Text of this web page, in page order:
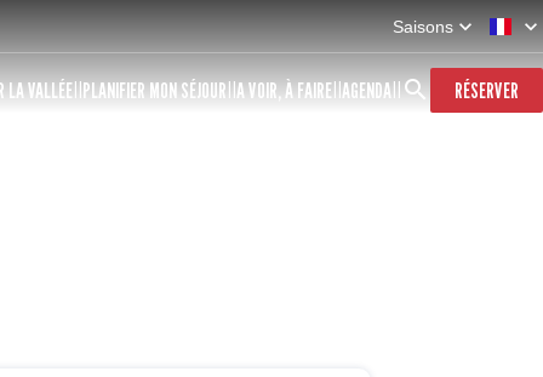
Saisons
LA VALLÉE PLANIFIER MON SÉJOUR A VOIR, À FAIRE AGENDA RÉSERVER